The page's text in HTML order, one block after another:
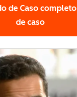
de Caso completo
de caso